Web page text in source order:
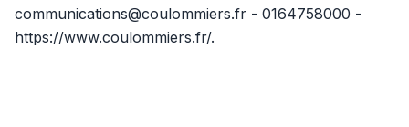
communications@coulommiers.fr - 0164758000 -
https://www.coulommiers.fr/.